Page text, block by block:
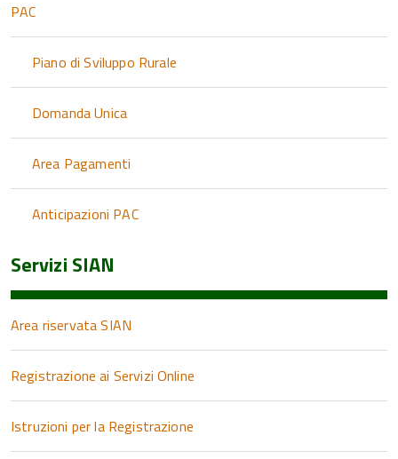
PAC
Piano di Sviluppo Rurale
Domanda Unica
Area Pagamenti
Anticipazioni PAC
Servizi SIAN
Area riservata SIAN
Registrazione ai Servizi Online
Istruzioni per la Registrazione